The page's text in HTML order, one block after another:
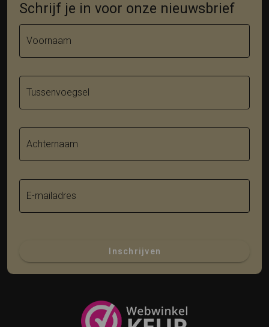
Schrijf je in voor onze nieuwsbrief
Voornaam
Tussenvoegsel
Achternaam
E-mailadres
Inschrijven